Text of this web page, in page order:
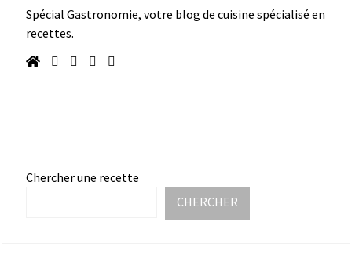
Spécial Gastronomie, votre blog de cuisine spécialisé en
recettes.
Chercher une recette
CHERCHER